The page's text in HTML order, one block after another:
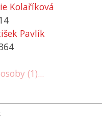
Kolaříková
Pavlík
(1)...